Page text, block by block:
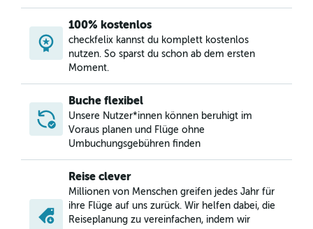
100% kostenlos
checkfelix kannst du komplett kostenlos
nutzen. So sparst du schon ab dem ersten
Moment.
Buche flexibel
Unsere Nutzer*innen können beruhigt im
Voraus planen und Flüge ohne
Umbuchungsgebühren finden
Reise clever
Millionen von Menschen greifen jedes Jahr für
ihre Flüge auf uns zurück. Wir helfen dabei, die
Reiseplanung zu vereinfachen, indem wir